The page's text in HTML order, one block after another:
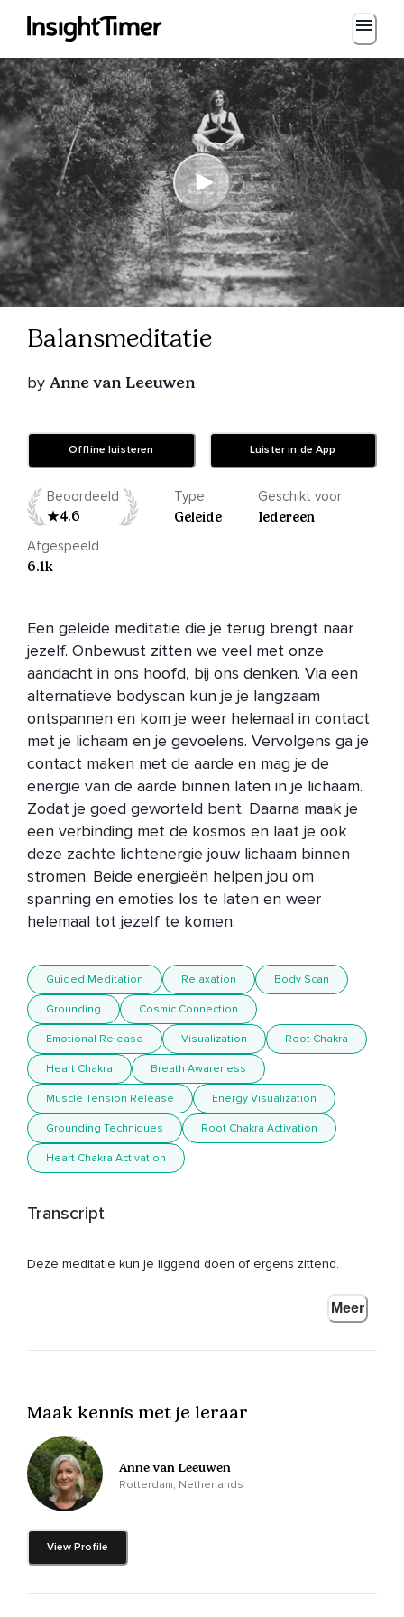
Balansmeditatie
by Anne van Leeuwen
Offline luisteren Luister in de App
Beoordeeld
4.6
Type
Geleide
Geschikt voor
Iedereen
Afgespeeld
6.1k
Een geleide meditatie die je terug brengt naar
jezelf. Onbewust zitten we veel met onze
aandacht in ons hoofd, bij ons denken. Via een
alternatieve bodyscan kun je je langzaam
ontspannen en kom je weer helemaal in contact
met je lichaam en je gevoelens. Vervolgens ga je
contact maken met de aarde en mag je de
energie van de aarde binnen laten in je lichaam.
Zodat je goed geworteld bent. Daarna maak je
een verbinding met de kosmos en laat je ook
deze zachte lichtenergie jouw lichaam binnen
stromen. Beide energieën helpen jou om
spanning en emoties los te laten en weer
helemaal tot jezelf te komen.
Guided Meditation Relaxation Body Scan
Grounding Cosmic Connection
Emotional Release Visualization Root Chakra
Heart Chakra Breath Awareness
Muscle Tension Release Energy Visualization
Grounding Techniques Root Chakra Activation
Heart Chakra Activation
Transcript
Deze meditatie kun je liggend doen of ergens zittend.
Neem de houding aan die voor jou het meest comfortabel
Dan overheerst dat,
Maar misschien zit je met je aandacht nog vol in je denken,
Breng je aandacht daar dan naartoe en word eerst even
Meer
Maak kennis met je leraar
Anne van Leeuwen
Rotterdam, Netherlands
View Profile